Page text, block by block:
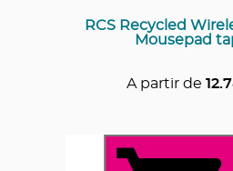
RCS Recycled
Mousepad
A partir de